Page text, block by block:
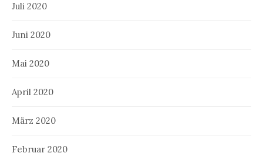
Juli 2020
Juni 2020
Mai 2020
April 2020
März 2020
Februar 2020